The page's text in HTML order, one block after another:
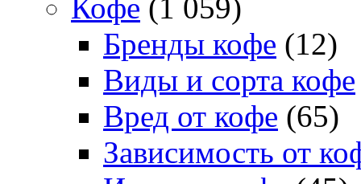
Кофе (1 059)
Бренды кофе (12)
Виды и сорта кофе
Вред от кофе (65)
Зависимость от